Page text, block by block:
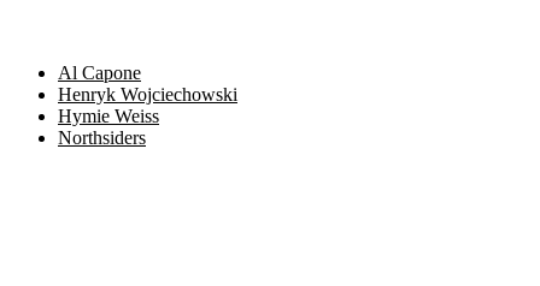
Al Capone
Henryk Wojciechowski
Hymie Weiss
Northsiders